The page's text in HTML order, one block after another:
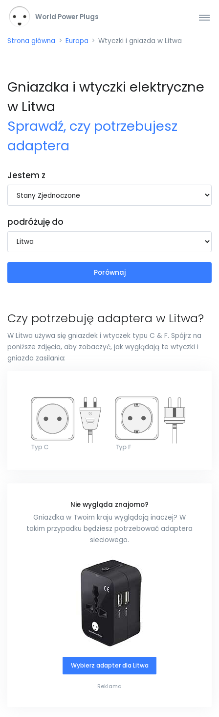
World Power Plugs
Strona główna Europa Wtyczki i gniazda w Litwa
Gniazdka i wtyczki elektryczne
w Litwa
Sprawdź, czy potrzebujesz
adaptera
Jestem z
podróżuję do
Porównaj
Czy potrzebuję adaptera w Litwa?
W Litwa używa się gniazdek i wtyczek typu C & F. Spójrz na
poniższe zdjęcia, aby zobaczyć, jak wyglądają te wtyczki i
gniazda zasilania:
Nie wygląda znajomo?
Gniazdka w Twoim kraju wyglądają inaczej? W
takim przypadku będziesz potrzebować adaptera
sieciowego.
Wybierz adapter dla Litwa
Reklama